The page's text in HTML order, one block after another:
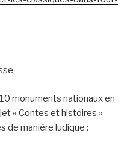
monuments nationaux en
« Contes et histoires »
de manière ludique :